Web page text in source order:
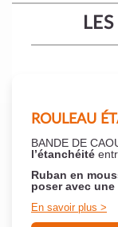
ROULEAU
BANDE DE
l’étanchéité
Ruban en
poser avec une
En savoir plus